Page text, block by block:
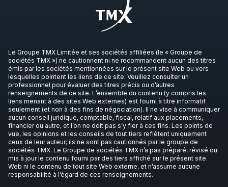
Le Groupe TMX Limitée et ses sociétés affiliées (le « Groupe de
sociétés TMX ») ne cautionnent ni ne recommandent aucun des titres
émis par les sociétés mentionnées sur le présent site Web ou vers
lesquelles pointent les liens de ce site. Veuillez consulter un
professionnel pour évaluer des titres précis ou d’autres
renseignements de ce site. L’ensemble du contenu (y compris les
liens menant à des sites Web externes) est fourni à titre informatif
seulement (et non à des fins de négociation). Il ne vise à communiquer
aucun conseil juridique, comptable, fiscal, relatif aux placements,
financier ou autre, et l’on ne doit pas s’y fier à ces fins. Les points de
vue, les opinions et les conseils de tout tiers reflètent uniquement
ceux de leur auteur; ils ne sont pas cautionnés par le groupe de
sociétés TMX. Le Groupe de sociétés TMX n’a pas préparé, révisé ou
mis à jour le contenu fourni par des tiers affiché sur le présent site
Web ni le contenu de tout site Web externe, et n’assume aucune
responsabilité à l’égard de ces renseignements.